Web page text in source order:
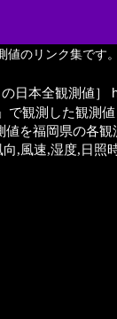
値のリンク集です。
日本全観測値］
観測した観測
を福岡県の各
,風速,湿度,日照